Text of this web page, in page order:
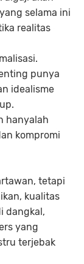
selama ini
realitas
punya
idealisme
hanyalah
kompromi
tetapi
kualitas
dangkal,
yang
terjebak